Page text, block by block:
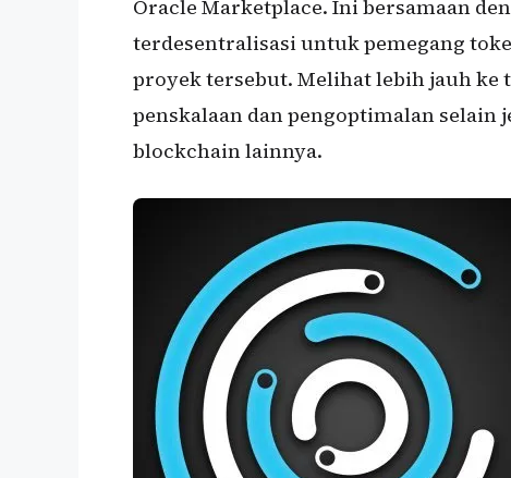
Oracle Marketplace. Ini bersamaan
terdesentralisasi untuk pemegang
proyek tersebut. Melihat lebih jauh ke
penskalaan dan pengoptimalan
blockchain lainnya.